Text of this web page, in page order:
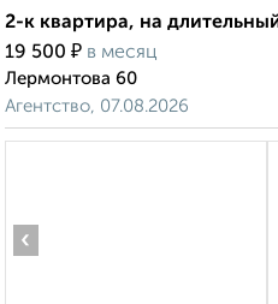
2-к квартира, на
19 500 ₽ в месяц
Лермонтова 60
Агентство, 07.08.2026
‹